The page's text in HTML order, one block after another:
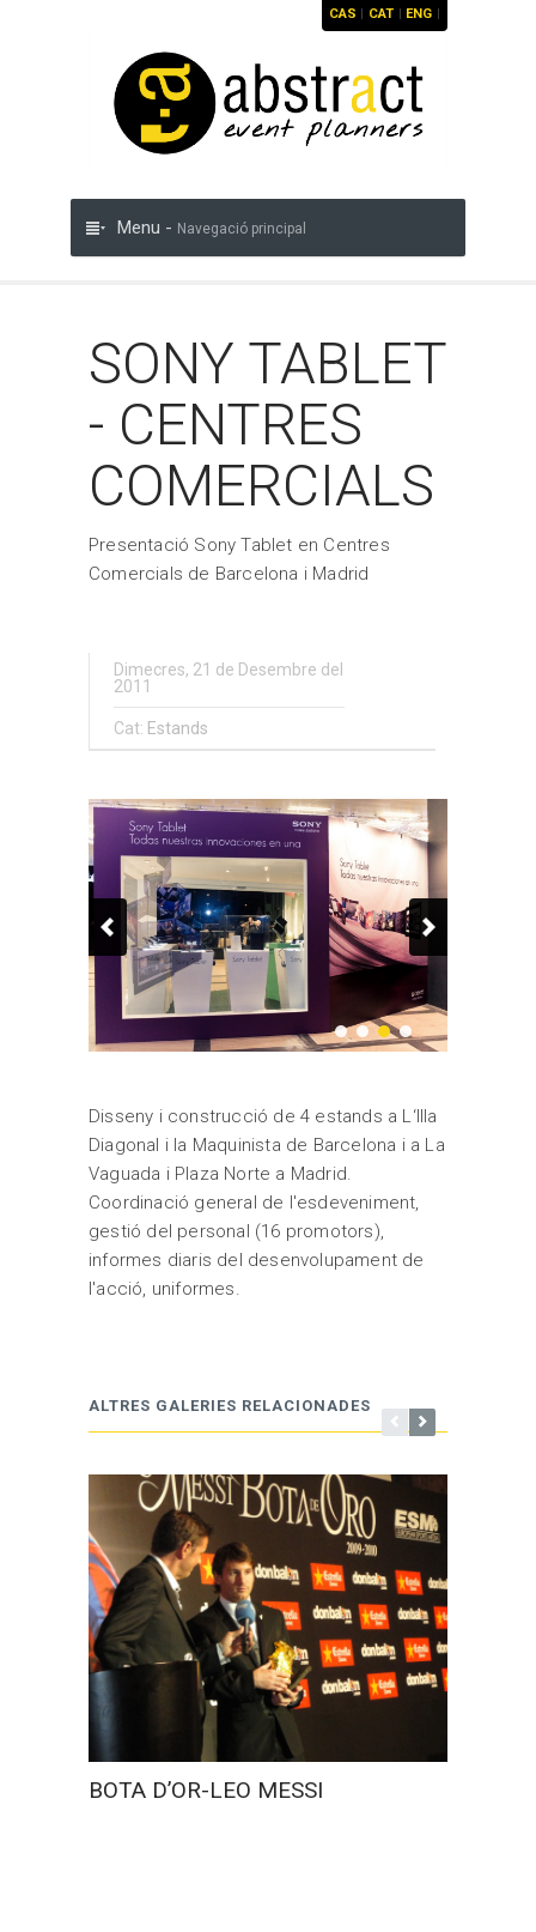
CAS | CAT | ENG |
Menu - Navegació principal
SONY TABLET
- CENTRES
COMERCIALS
Presentació Sony Tablet en Centres
Comercials de Barcelona i Madrid
Dimecres, 21 de Desembre del
2011
Cat: Estands
Disseny i construcció de 4 estands a L‘Illa
Diagonal i la Maquinista de Barcelona i a La
Vaguada i Plaza Norte a Madrid.
Coordinació general de l'esdeveniment,
gestió del personal (16 promotors),
informes diaris del desenvolupament de
l'acció, uniformes.
ALTRES GALERIES RELACIONADES
BOTA D’OR-LEO MESSI